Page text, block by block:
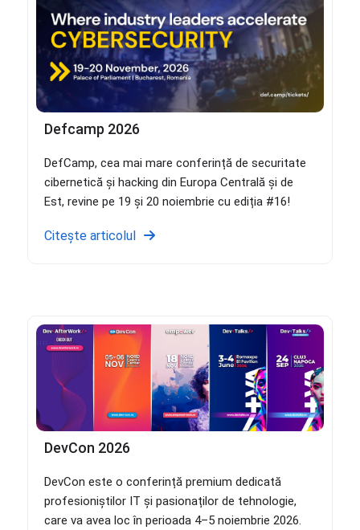
Defcamp 2026
DefCamp, cea mai mare conferință de securitate
cibernetică și hacking din Europa Centrală și de
Est, revine pe 19 și 20 noiembrie cu ediția #16!
Citește articolul
DevCon 2026
DevCon este o conferință premium dedicată
profesioniștilor IT și pasionaților de tehnologie,
care va avea loc în perioada 4–5 noiembrie 2026.